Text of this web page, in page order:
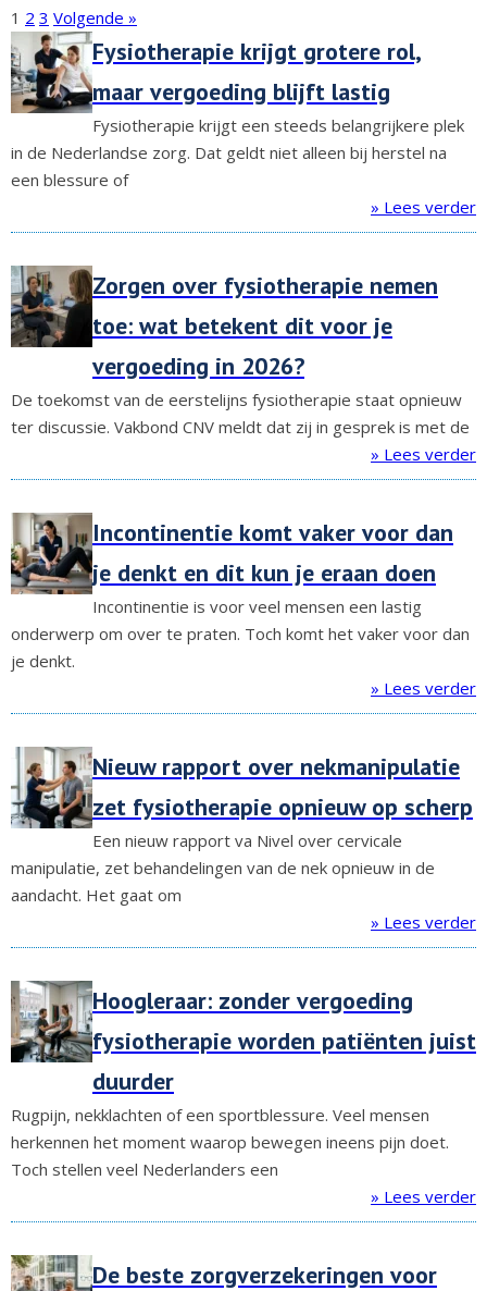
1 2 3 Volgende »
Fysiotherapie krijgt grotere rol,
maar vergoeding blijft lastig
Fysiotherapie krijgt een steeds belangrijkere plek
in de Nederlandse zorg. Dat geldt niet alleen bij herstel na
een blessure of
» Lees verder
Zorgen over fysiotherapie nemen
toe: wat betekent dit voor je
vergoeding in 2026?
De toekomst van de eerstelijns fysiotherapie staat opnieuw
ter discussie. Vakbond CNV meldt dat zij in gesprek is met de
» Lees verder
Incontinentie komt vaker voor dan
je denkt en dit kun je eraan doen
Incontinentie is voor veel mensen een lastig
onderwerp om over te praten. Toch komt het vaker voor dan
je denkt.
» Lees verder
Nieuw rapport over nekmanipulatie
zet fysiotherapie opnieuw op scherp
Een nieuw rapport va Nivel over cervicale
manipulatie, zet behandelingen van de nek opnieuw in de
aandacht. Het gaat om
» Lees verder
Hoogleraar: zonder vergoeding
fysiotherapie worden patiënten juist
duurder
Rugpijn, nekklachten of een sportblessure. Veel mensen
herkennen het moment waarop bewegen ineens pijn doet.
Toch stellen veel Nederlanders een
» Lees verder
De beste zorgverzekeringen voor